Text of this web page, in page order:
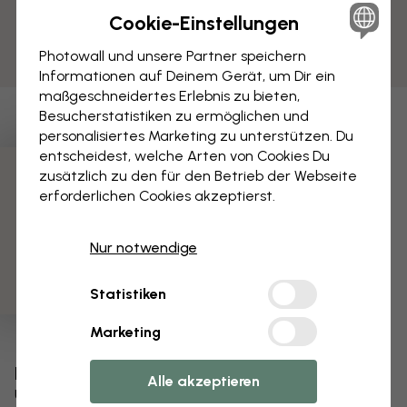
Bearbeiten Sie Ihre Tapete
Unser Designteam kann jedes Motiv optimieren,
Cookie-Einstellungen
Photowall und unsere Partner speichern
Informationen auf Deinem Gerät, um Dir ein
maßgeschneidertes Erlebnis zu bieten,
Besucherstatistiken zu ermöglichen und
personalisiertes Marketing zu unterstützen. Du
entscheidest, welche Arten von Cookies Du
zusätzlich zu den für den Betrieb der Webseite
erforderlichen Cookies akzeptierst.
Nur notwendige
Statistiken
Marketing
Alle akzeptieren